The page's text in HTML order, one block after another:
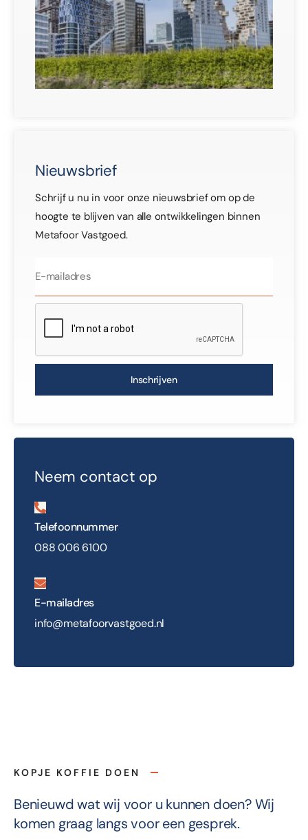
Nieuwsbrief
Schrijf u nu in voor onze nieuwsbrief om op de
hoogte te blijven van alle ontwikkelingen binnen
Metafoor Vastgoed.
Inschrijven
Neem contact op
Telefoonnummer
088 006 6100
E-mailadres
info@metafoorvastgoed.nl
KOPJE KOFFIE DOEN
Benieuwd wat wij voor u kunnen doen? Wij
komen graag langs voor een gesprek.